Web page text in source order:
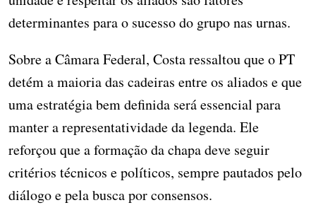
determinantes para o sucesso do grupo nas urnas.
Sobre a Câmara Federal, Costa ressaltou que o PT
detém a maioria das cadeiras entre os aliados e que
uma estratégia bem definida será essencial para
manter a representatividade da legenda. Ele
reforçou que a formação da chapa deve seguir
critérios técnicos e políticos, sempre pautados pelo
diálogo e pela busca por consensos.